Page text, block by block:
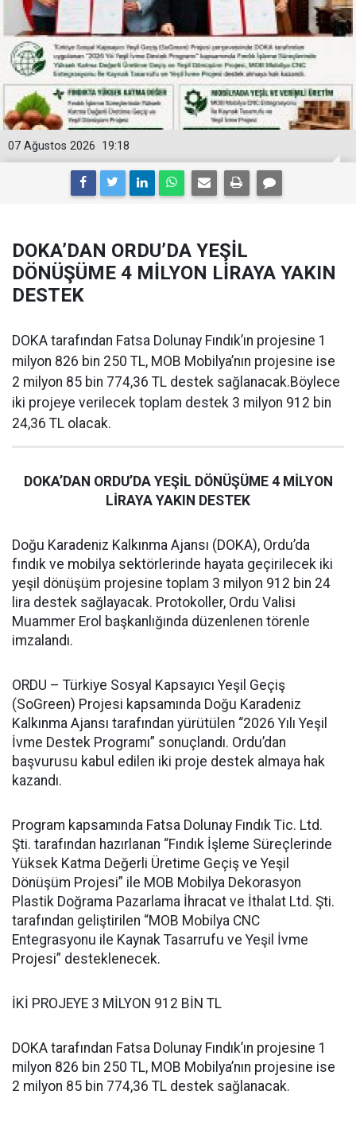
19:18
07 Ağustos 2026
DOKA’DAN ORDU’DA YEŞİL
DÖNÜŞÜME 4 MİLYON LİRAYA YAKIN
DESTEK
DOKA tarafından Fatsa Dolunay Fındık’ın projesine 1
milyon 826 bin 250 TL, MOB Mobilya’nın projesine ise
2 milyon 85 bin 774,36 TL destek sağlanacak.Böylece
iki projeye verilecek toplam destek 3 milyon 912 bin
24,36 TL olacak.
DOKA’DAN ORDU’DA YEŞİL DÖNÜŞÜME 4 MİLYON
LİRAYA YAKIN DESTEK
Doğu Karadeniz Kalkınma Ajansı (DOKA), Ordu’da
fındık ve mobilya sektörlerinde hayata geçirilecek iki
yeşil dönüşüm projesine toplam 3 milyon 912 bin 24
lira destek sağlayacak. Protokoller, Ordu Valisi
Muammer Erol başkanlığında düzenlenen törenle
imzalandı.
ORDU – Türkiye Sosyal Kapsayıcı Yeşil Geçiş
(SoGreen) Projesi kapsamında Doğu Karadeniz
Kalkınma Ajansı tarafından yürütülen “2026 Yılı Yeşil
İvme Destek Programı” sonuçlandı. Ordu’dan
başvurusu kabul edilen iki proje destek almaya hak
kazandı.
Program kapsamında Fatsa Dolunay Fındık Tic. Ltd.
Şti. tarafından hazırlanan “Fındık İşleme Süreçlerinde
Yüksek Katma Değerli Üretime Geçiş ve Yeşil
Dönüşüm Projesi” ile MOB Mobilya Dekorasyon
Plastik Doğrama Pazarlama İhracat ve İthalat Ltd. Şti.
tarafından geliştirilen “MOB Mobilya CNC
Entegrasyonu ile Kaynak Tasarrufu ve Yeşil İvme
Projesi” desteklenecek.
İKİ PROJEYE 3 MİLYON 912 BİN TL
DOKA tarafından Fatsa Dolunay Fındık’ın projesine 1
milyon 826 bin 250 TL, MOB Mobilya’nın projesine ise
2 milyon 85 bin 774,36 TL destek sağlanacak.